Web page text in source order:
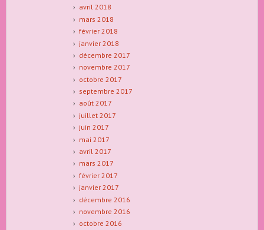
avril 2018
mars 2018
février 2018
janvier 2018
décembre 2017
novembre 2017
octobre 2017
septembre 2017
août 2017
juillet 2017
juin 2017
mai 2017
avril 2017
mars 2017
février 2017
janvier 2017
décembre 2016
novembre 2016
octobre 2016